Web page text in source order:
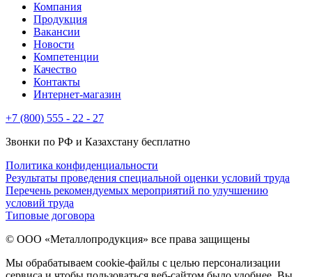
Компания
Продукция
Вакансии
Новости
Компетенции
Качество
Контакты
Интернет-магазин
+7 (800) 555 - 22 - 27
Звонки по РФ и Казахстану бесплатно
Политика конфиденциальности
Результаты проведения специальной оценки условий труда
Перечень рекомендуемых мероприятий по улучшению
условий труда
Типовые договора
© ООО «Металлопродукция» все права защищены
Мы обрабатываем cookie-файлы с целью персонализации